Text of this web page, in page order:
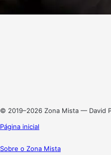
© 2019–2026 Zona Mista — David
Página inicial
Sobre o Zona Mista